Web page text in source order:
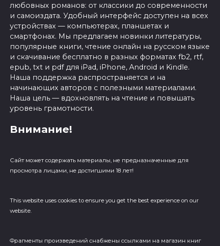
любовных романов: от классики до современности
и самоиздата. Удобный интерфейс доступен на всех
устройствах — компьютерах, планшетах и
смартфонах. Мы предлагаем новинки литературы,
популярные книги, чтение онлайн на русском языке
и скачивание бесплатно в разных форматах fb2, rtf,
epub, txt и pdf для iPad, iPhone, Android и Kindle.
Наша поддержка распространяется и на
начинающих авторов с полезными материалами.
Наша цель — вдохновлять на чтение и повышать
уровень грамотности.
Внимание!
Сайт может содержать материалы, не предназначенные для
просмотра лицами, не достигшими 18 лет!
This website uses cookies to ensure you get the best experience on our
website.
Фрагменты произведений cнабжены ссылками на магазин книг